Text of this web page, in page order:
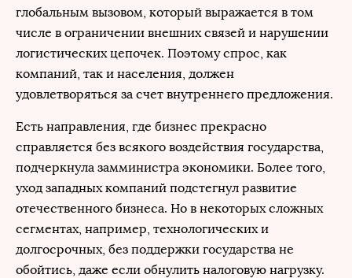
глобальным вызовом, который выражается в том
числе в ограничении внешних связей и нарушении
логистических цепочек. Поэтому спрос, как
компаний, так и населения, должен
удовлетворяться за счет внутреннего предложения.
Есть направления, где бизнес прекрасно
справляется без всякого воздействия государства,
подчеркнула замминистра экономики. Более того,
уход западных компаний подстегнул развитие
отечественного бизнеса. Но в некоторых сложных
сегментах, например, технологических и
долгосрочных, без поддержки государства не
обойтись, даже если обнулить налоговую нагрузку.